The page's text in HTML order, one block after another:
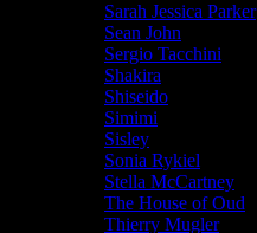
Sarah Jessica Parker
Sean John
Sergio Tacchini
Shakira
Shiseido
Simimi
Sisley
Sonia Rykiel
Stella McCartney
The House of Oud
Thierry Mugler